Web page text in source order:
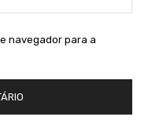
navegador para a